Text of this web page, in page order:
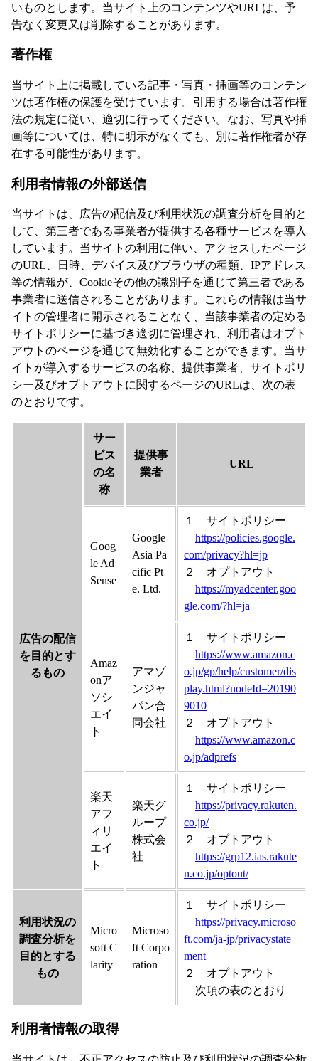
いものとします。当サイト上のコンテンツやURLは、予
告なく変更又は削除することがあります。
著作権
当サイト上に掲載している記事・写真・挿画等のコンテン
ツは著作権の保護を受けています。引用する場合は著作権
法の規定に従い、適切に行ってください。なお、写真や挿
画等については、特に明示がなくても、別に著作権者が存
在する可能性があります。
利用者情報の外部送信
当サイトは、広告の配信及び利用状況の調査分析を目的と
して、第三者である事業者が提供する各種サービスを導入
しています。当サイトの利用に伴い、アクセスしたページ
のURL、日時、デバイス及びブラウザの種類、IPアドレス
等の情報が、Cookieその他の識別子を通じて第三者である
事業者に送信されることがあります。これらの情報は当サ
イトの管理者に開示されることなく、当該事業者の定める
サイトポリシーに基づき適切に管理され、利用者はオプト
アウトのページを通じて無効化することができます。当サ
イトが導入するサービスの名称、提供事業者、サイトポリ
シー及びオプトアウトに関するページのURLは、次の表
のとおりです。
広告の配信
を目的とす
るもの
サー
ビス
の名
称
提供事
業者
URL
Goog
le Ad
Sense
Google
Asia Pa
cific Pt
e. Ltd.
１ サイトポリシー
https://policies.google.
com/privacy?hl=jp
２ オプトアウト
https://myadcenter.goo
gle.com/?hl=ja
Amaz
onア
ソシ
エイ
ト
アマゾ
ンジャ
パン合
同会社
１ サイトポリシー
https://www.amazon.c
o.jp/gp/help/customer/dis
play.html?nodeId=20190
9010
２ オプトアウト
https://www.amazon.c
o.jp/adprefs
楽天
アフ
ィリ
エイ
ト
楽天グ
ループ
株式会
社
１ サイトポリシー
https://privacy.rakuten.
co.jp/
２ オプトアウト
https://grp12.ias.rakute
n.co.jp/optout/
利用状況の
調査分析を
目的とする
もの
Micro
soft C
larity
Microso
ft Corpo
ration
１ サイトポリシー
https://privacy.microso
ft.com/ja-jp/privacystate
ment
２ オプトアウト
次項の表のとおり
利用者情報の取得